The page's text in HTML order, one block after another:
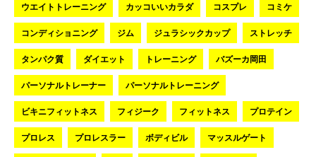
ウエイトトレーニング カッコいいカラダ コスプレ コミケ
コンディショニング ジム ジュラシックカップ ストレッチ
タンパク質 ダイエット トレーニング バズーカ岡田
パーソナルトレーナー パーソナルトレーニング
ビキニフィットネス フィジーク フィットネス プロテイン
プロレス プロレスラー ボディビル マッスルゲート